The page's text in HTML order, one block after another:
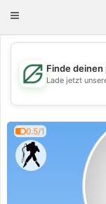
Toggle
💖
Finde
Lade jetzt
0.5/1